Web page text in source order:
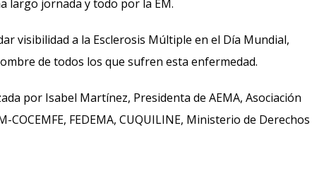
largo jornada y todo por la EM.
visibilidad a la Esclerosis Múltiple en el Día Mundial,
de todos los que sufren esta enfermedad.
por Isabel Martínez, Presidenta de AEMA, Asociación
FEDEMA, CUQUILINE, Ministerio de Derechos